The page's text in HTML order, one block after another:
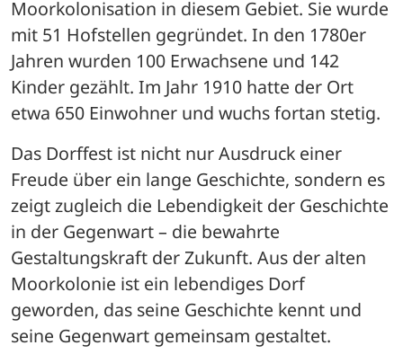
Moorkolonisation in diesem Gebiet. Sie wurde
mit 51 Hofstellen gegründet. In den 1780er
Jahren wurden 100 Erwachsene und 142
Kinder gezählt. Im Jahr 1910 hatte der Ort
etwa 650 Einwohner und wuchs fortan stetig.
Das Dorffest ist nicht nur Ausdruck einer
Freude über ein lange Geschichte, sondern es
zeigt zugleich die Lebendigkeit der Geschichte
in der Gegenwart – die bewahrte
Gestaltungskraft der Zukunft. Aus der alten
Moorkolonie ist ein lebendiges Dorf
geworden, das seine Geschichte kennt und
seine Gegenwart gemeinsam gestaltet.